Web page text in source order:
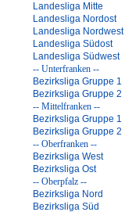
Landesliga Mitte
Landesliga Nordost
Landesliga Nordwest
Landesliga Südost
Landesliga Südwest
-- Unterfranken --
Bezirksliga Gruppe 1
Bezirksliga Gruppe 2
-- Mittelfranken --
Bezirksliga Gruppe 1
Bezirksliga Gruppe 2
-- Oberfranken --
Bezirksliga West
Bezirksliga Ost
-- Oberpfalz --
Bezirksliga Nord
Bezirksliga Süd